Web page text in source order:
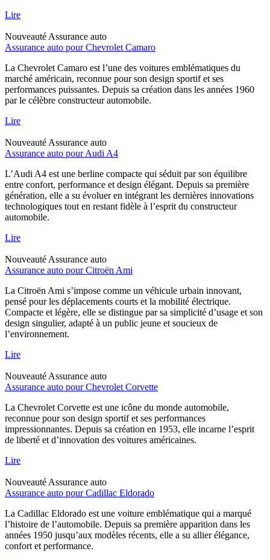
Lire
Nouveauté Assurance auto
Assurance auto pour Chevrolet Camaro
La Chevrolet Camaro est l’une des voitures emblématiques du
marché américain, reconnue pour son design sportif et ses
performances puissantes. Depuis sa création dans les années 1960
par le célèbre constructeur automobile.
Lire
Nouveauté Assurance auto
Assurance auto pour Audi A4
L’Audi A4 est une berline compacte qui séduit par son équilibre
entre confort, performance et design élégant. Depuis sa première
génération, elle a su évoluer en intégrant les dernières innovations
technologiques tout en restant fidèle à l’esprit du constructeur
automobile.
Lire
Nouveauté Assurance auto
Assurance auto pour Citroën Ami
La Citroën Ami s’impose comme un véhicule urbain innovant,
pensé pour les déplacements courts et la mobilité électrique.
Compacte et légère, elle se distingue par sa simplicité d’usage et son
design singulier, adapté à un public jeune et soucieux de
l’environnement.
Lire
Nouveauté Assurance auto
Assurance auto pour Chevrolet Corvette
La Chevrolet Corvette est une icône du monde automobile,
reconnue pour son design sportif et ses performances
impressionnantes. Depuis sa création en 1953, elle incarne l’esprit
de liberté et d’innovation des voitures américaines.
Lire
Nouveauté Assurance auto
Assurance auto pour Cadillac Eldorado
La Cadillac Eldorado est une voiture emblématique qui a marqué
l’histoire de l’automobile. Depuis sa première apparition dans les
années 1950 jusqu’aux modèles récents, elle a su allier élégance,
confort et performance.